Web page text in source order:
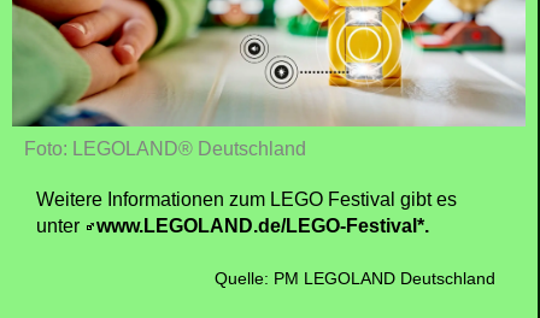
Foto: LEGOLAND® Deutschland
Weitere Informationen zum LEGO Festival gibt es
unter
www.LEGOLAND.de/LEGO-Festival*.
Quelle: PM LEGOLAND Deutschland